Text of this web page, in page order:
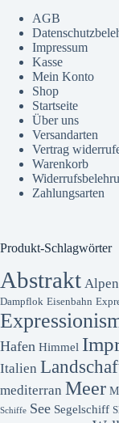
AGB
Impressum
Kasse
Mein Konto
Shop
Startseite
Über uns
Versandarten
Vertrag
Warenkorb
Zahlungsarten
Produkt-Schlagwörter
Abstrakt Alpen
Dampflok Eisenbahn
Hafen Himmel
Italien
mediterran Meer
Schiffe See Segelschiff